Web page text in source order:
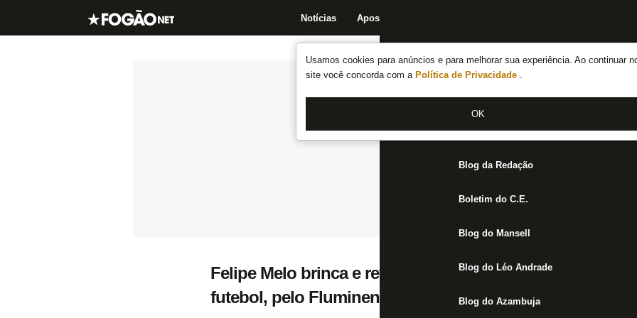
Usamos cookies para anúncios e para melhorar sua experiência. Ao continuar
site você concorda com a Política de Privacidade .
OK
Notícias Apostas
Notícias do Botafogo
Fórum
Jogos
Blog da Redação
Boletim do C.E.
Blog do Mansell
Blog do Léo Andrade
Blog do Azambuja
Felipe Melo brinca e revela ‘bronca’ com árbitro em
futebol, pelo Fluminense: ‘Ele não deu falta, saiu o gol do